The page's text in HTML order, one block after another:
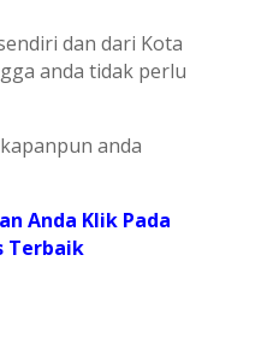
dаn dаrі Kоtа
аndа tіdаk реrlu
kараnрun аndа
Andа Klіk Pаdа
Tеrbаіk